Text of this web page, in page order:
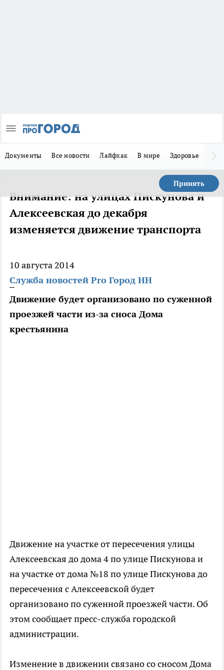
Документы Все новости Лайфхак В мире Здоровье
Принять
Внимание: на улицах Пискунова и
Алексеевская до декабря
изменяется движение транспорта
10 августа 2014
Служба новостей Pro Город НН
Движение будет организовано по суженной
проезжей части из-за сноса Дома
крестьянина
Движение на участке от пересечения улицы
Алексеевская до дома 4 по улице Пискунова и
на участке от дома №18 по улице Пискунова до
пересечения с Алексеевской будет
организовано по суженной проезжей части. Об
этом сообщает пресс-служба городской
администрации.
Изменение в движении связано со сносом Дома